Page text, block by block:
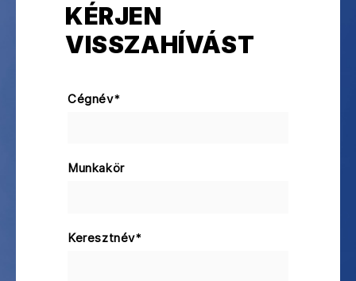
KÉRJEN
VISSZAHÍVÁST
Cégnév*
Munkakör
Keresztnév*